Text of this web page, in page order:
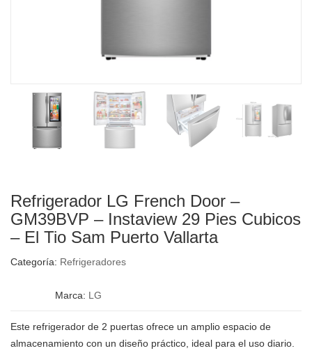
Refrigerador LG French Door –
GM39BVP – Instaview 29 Pies Cubicos
– El Tio Sam Puerto Vallarta
Categoría: Refrigeradores
Marca: LG
Este refrigerador de 2 puertas ofrece un amplio espacio de
almacenamiento con un diseño práctico, ideal para el uso diario.